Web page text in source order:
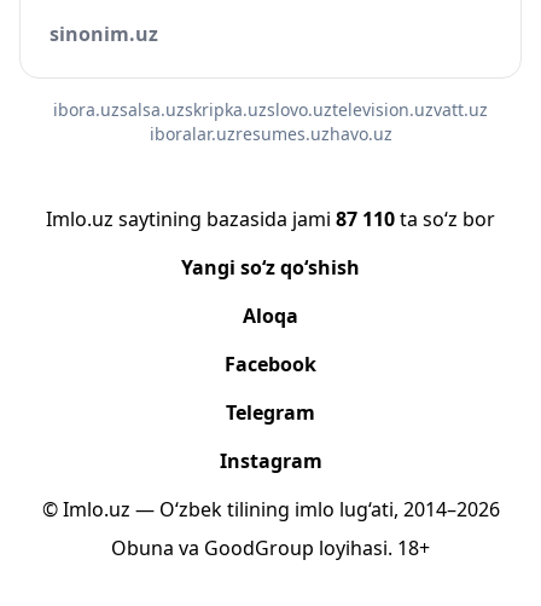
sinonim.uz
ibora.uzsalsa.uzskripka.uzslovo.uztelevision.uzvatt.uz
iboralar.uzresumes.uzhavo.uz
Imlo.uz saytining bazasida jami 87 110ta so‘z bor
Yangi so‘z qo‘shish
Aloqa
Facebook
Telegram
Instagram
© Imlo.uz — O‘zbek tilining imlo lug‘ati, 2014–2026
Obuna va GoodGroup loyihasi. 18+